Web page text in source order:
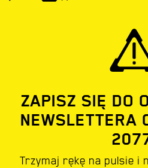
ZAPISZ SIĘ DO
NEWSLETTERA
Trzymaj rękę na pulsie i